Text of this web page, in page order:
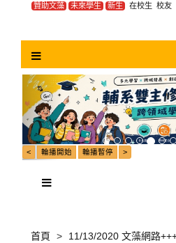
贊助文藻 未來學生 新生 在校生 校友
Previous
首頁